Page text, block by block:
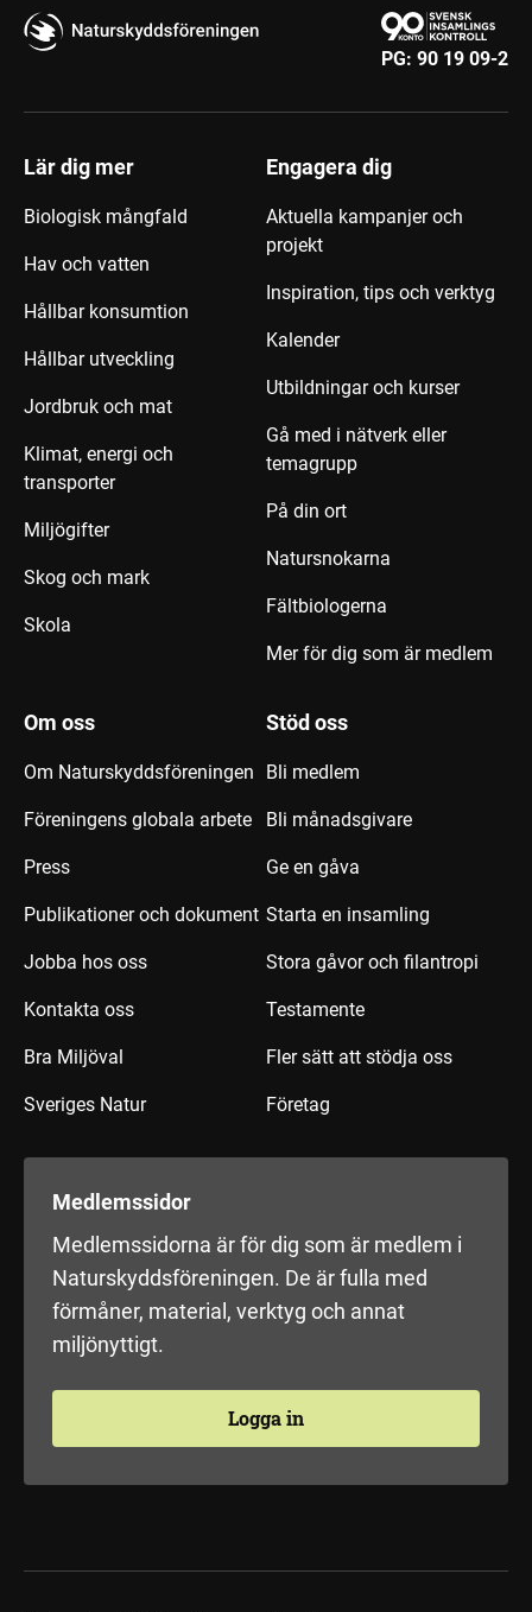
PG: 90 19 09-2
Lär dig mer
Biologisk mångfald
Hav och vatten
Hållbar konsumtion
Hållbar utveckling
Jordbruk och mat
Klimat, energi och
transporter
Miljögifter
Skog och mark
Skola
Engagera dig
Aktuella kampanjer och
projekt
Inspiration, tips och verktyg
Kalender
Utbildningar och kurser
Gå med i nätverk eller
temagrupp
På din ort
Natursnokarna
Fältbiologerna
Mer för dig som är medlem
Om oss
Om Naturskyddsföreningen
Föreningens globala arbete
Press
Publikationer och dokument
Jobba hos oss
Kontakta oss
Bra Miljöval
Sveriges Natur
Stöd oss
Bli medlem
Bli månadsgivare
Ge en gåva
Starta en insamling
Stora gåvor och filantropi
Testamente
Fler sätt att stödja oss
Företag
Medlemssidor
Medlemssidorna är för dig som är medlem i
Naturskyddsföreningen. De är fulla med
förmåner, material, verktyg och annat
miljönyttigt.
Logga in